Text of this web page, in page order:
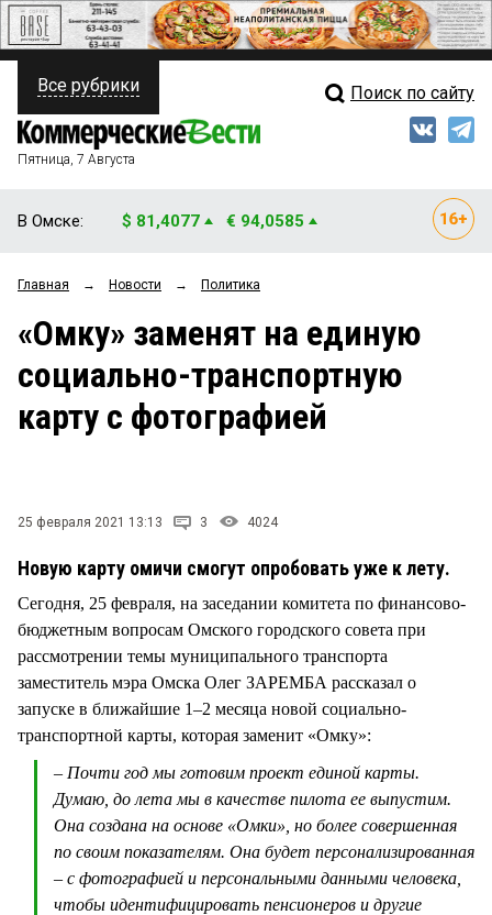
ПОЛИТИКА
ФИНАНСЫ
ОБЩЕСТВО
ЗАКОН
НОВОСТИ КОМПАНИЙ
Свежий выпуск
Рейтинги
Блоги
Архив
Все рубрики Поиск по сайту
Пятница, 7 Августа
В Омске: $ 81,4077 € 94,0585
Главная → Новости → Политика
«Омку» заменят на единую
социально-транспортную
карту с фотографией
25 февраля 2021 13:13 3 4024
Новую карту омичи смогут опробовать уже к лету.
Сегодня, 25 февраля, на заседании комитета по финансово-
бюджетным вопросам Омского городского совета при
рассмотрении темы муниципального транспорта
заместитель мэра Омска Олег ЗАРЕМБА рассказал о
запуске в ближайшие 1–2 месяца новой социально-
транспортной карты, которая заменит «Омку»:
– Почти год мы готовим проект единой карты.
Думаю, до лета мы в качестве пилота ее выпустим.
Она создана на основе «Омки», но более совершенная
по своим показателям. Она будет персонализированная
– с фотографией и персональными данными человека,
чтобы идентифицировать пенсионеров и другие